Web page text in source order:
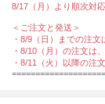
8/17（月）より順次対応
＜ご注文と発送＞
・8/9（日）までの注
・8/10（月）の注文は
・8/11（火）以降の注